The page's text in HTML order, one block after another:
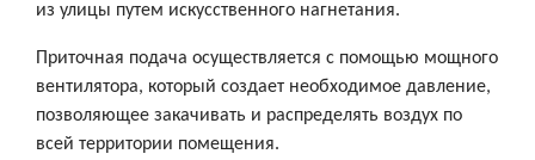
из улицы путем искусственного нагнетания.
Приточная подача осуществляется с помощью мощного
вентилятора, который создает необходимое давление,
позволяющее закачивать и распределять воздух по
всей территории помещения.